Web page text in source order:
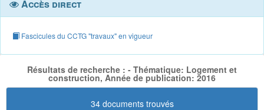
Accès direct
Fascicules du CCTG "travaux" en vigueur
Résultats de recherche : - Thématique: Logement et
construction, Année de publication: 2016
34 documents trouvés